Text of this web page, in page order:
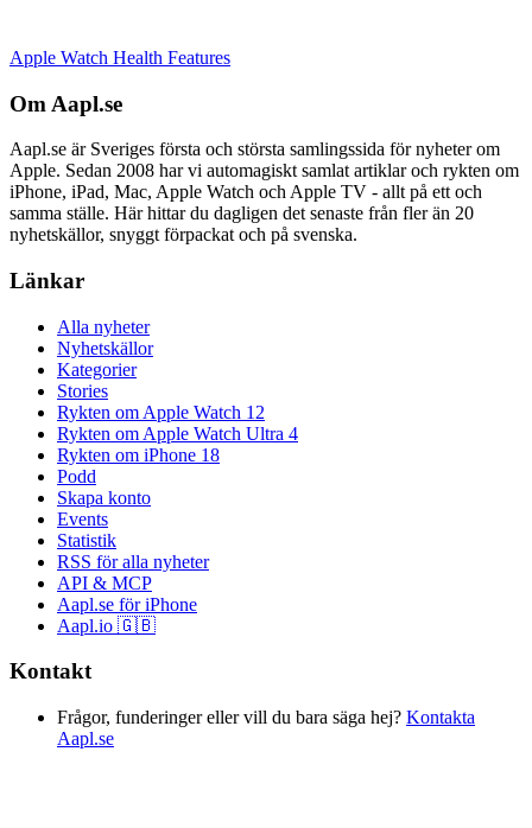
Apple Watch Health Features
Om Aapl.se
Aapl.se är Sveriges första och största samlingssida för nyheter om
Apple. Sedan 2008 har vi automagiskt samlat artiklar och rykten om
iPhone, iPad, Mac, Apple Watch och Apple TV - allt på ett och
samma ställe. Här hittar du dagligen det senaste från fler än 20
nyhetskällor, snyggt förpackat och på svenska.
Länkar
Alla nyheter
Nyhetskällor
Kategorier
Stories
Rykten om Apple Watch 12
Rykten om Apple Watch Ultra 4
Rykten om iPhone 18
Podd
Skapa konto
Events
Statistik
RSS för alla nyheter
API & MCP
Aapl.se för iPhone
Aapl.io 🇬🇧
Kontakt
Frågor, funderinger eller vill du bara säga hej? Kontakta
Aapl.se